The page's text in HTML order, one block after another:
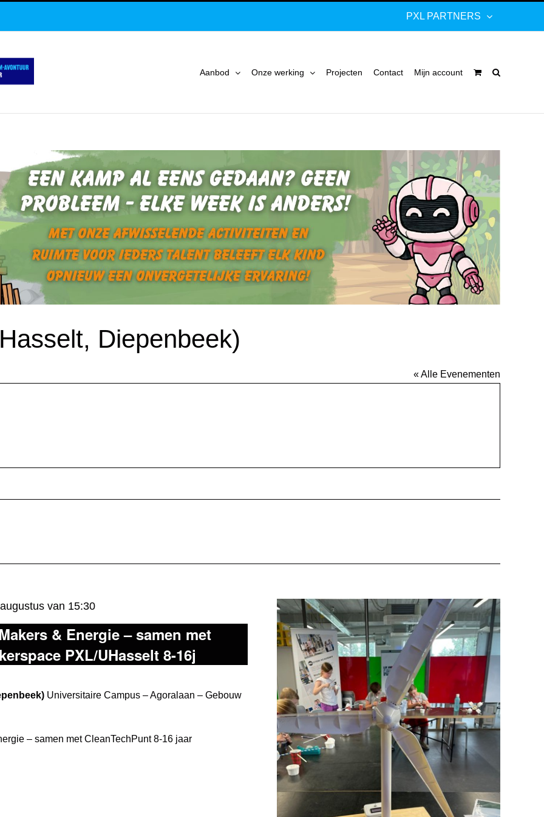
PXL PARTNERS
Aanbod Onze werking Projecten Contact Mijn account
Diepenbeek)
« Alle Evenementen
& Energie – samen met
PXL/UHasselt 8-16j
van 15:30
Universitaire Campus – Agoralaan – Gebouw
– samen met CleanTechPunt 8-16 jaar